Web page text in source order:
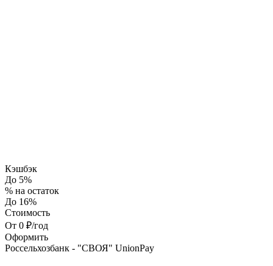
Кэшбэк
До 5%
% на остаток
До 16%
Стоимость
От 0 ₽/год
Оформить
Россельхозбанк - "СВОЯ" UnionPay